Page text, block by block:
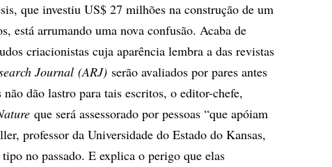
que investiu US$ 27 milhões na construção de um
está arrumando uma nova confusão. Acaba de
criacionistas cuja aparência lembra a das revistas
Journal (ARJ) serão avaliados por pares antes
dão lastro para tais escritos, o editor-chefe,
que será assessorado por pessoas “que apóiam
professor da Universidade do Estado do Kansas,
no passado. E explica o perigo que elas